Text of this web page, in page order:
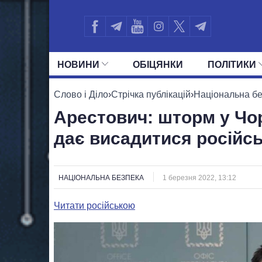
НОВИНИ ОБIЦЯНКИ ПОЛIТИКИ
УСІ ПОЛІТИКИ ПРЕЗИДЕНТ І
Слово і Діло›Стрічка публікацій›Національна
Арестович: шторм у
дає висадитися
НАЦІОНАЛЬНА БЕЗПЕКА 1 березня 2022, 13:12
Читати російською